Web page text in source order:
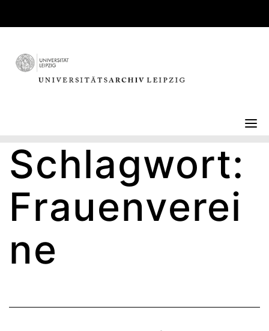
to
Schlagwort:
Frauenverei
ne